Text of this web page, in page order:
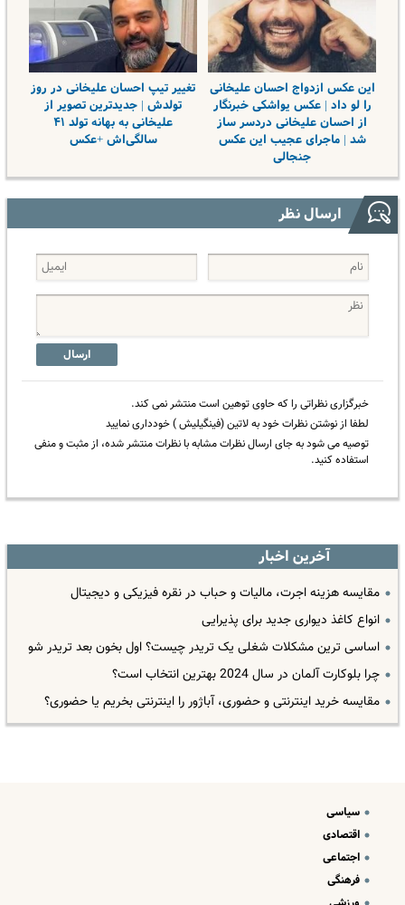
این عکس ازدواج احسان علیخانی
را لو داد | عکس یواشکی خبرنگار
از احسان علیخانی دردسر ساز
شد | ماجرای عجیب این عکس
جنجالی
تغییر تیپ احسان علیخانی در روز
تولدش | جدیدترین تصویر از
علیخانی به بهانه تولد ۴۱
سالگی‌اش +عکس
ارسال نظر
ارسال
خبرگزاری نظراتی را که حاوی توهین است منتشر نمی کند.
لطفا از نوشتن نظرات خود به لاتین (فینگیلیش ) خودداری نمایید
توصیه می شود به جای ارسال نظرات مشابه با نظرات منتشر شده، از مثبت و منفی
استفاده کنید.
آخرین اخبار
مقایسه هزینه اجرت، مالیات و حباب در نقره فیزیکی و دیجیتال
انواع کاغذ دیواری جدید برای پذیرایی
اساسی ترین مشکلات شغلی یک تریدر چیست؟ اول بخون بعد تریدر شو
چرا بلوکارت آلمان در سال 2024 بهترین انتخاب است؟
مقایسه خرید اینترنتی و حضوری، آباژور را اینترنتی بخریم یا حضوری؟
سیاسی
اقتصادی
اجتماعی
فرهنگی